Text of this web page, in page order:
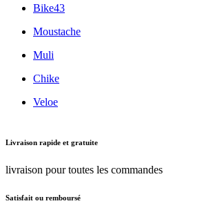
Bike43
Moustache
Muli
Chike
Veloe
Livraison rapide et gratuite
livraison pour toutes les commandes
Satisfait ou remboursé